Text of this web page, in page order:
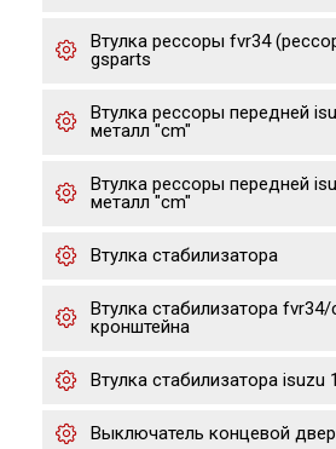
Втулка рессоры fvr34
gsparts
Втулка рессоры передней
металл "cm"
Втулка рессоры передней
металл "cm"
Втулка стабилизатора
Втулка стабилизатора
кронштейна
Втулка стабилизатора isuzu
Выключатель концевой